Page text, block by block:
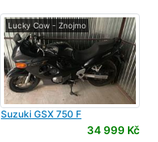
Lucky Cow - Znojmo
Suzuki GSX 750 F
34 999 Kč